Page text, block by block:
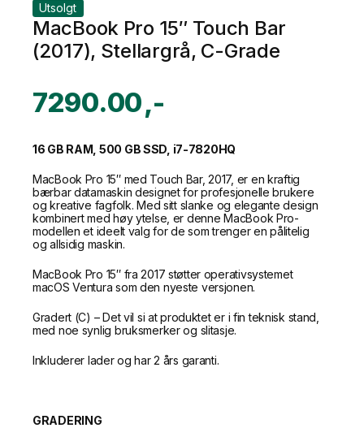
Utsolgt
MacBook Pro 15″ Touch Bar
(2017), Stellargrå, C-Grade
7290.00
16 GB RAM, 500 GB SSD, i7-7820HQ
MacBook Pro 15″ med Touch Bar, 2017, er en kraftig
bærbar datamaskin designet for profesjonelle brukere
og kreative fagfolk. Med sitt slanke og elegante design
kombinert med høy ytelse, er denne MacBook Pro-
modellen et ideelt valg for de som trenger en pålitelig
og allsidig maskin.
MacBook Pro 15″ fra 2017 støtter operativsystemet
macOS Ventura som den nyeste versjonen.
Gradert (C) – Det vil si at produktet er i fin teknisk stand,
med noe synlig bruksmerker og slitasje.
Inkluderer lader og har 2 års garanti.
GRADERING